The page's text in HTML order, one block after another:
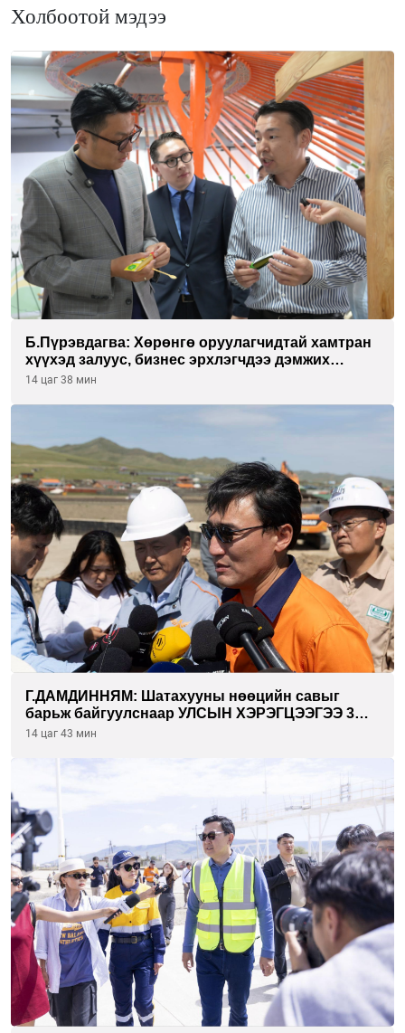
Холбоотой мэдээ
Б.Пүрэвдагва: Хөрөнгө оруулагчидтай хамтран
хүүхэд залуус, бизнес эрхлэгчдээ дэмжих
инкубатор төвүүдийг хотын захын
14 цаг 38 мин
Г.ДАМДИННЯМ: Шатахууны нөөцийн савыг
барьж байгуулснаар УЛСЫН ХЭРЭГЦЭЭГЭЭ 3
САРААР НӨӨЦЛӨДӨГ болно
14 цаг 43 мин